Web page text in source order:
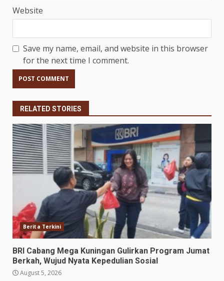
Website
Save my name, email, and website in this browser
for the next time I comment.
RELATED STORIES
Berita Terkini
BRI Cabang Mega Kuningan Gulirkan Program Jumat
Berkah, Wujud Nyata Kepedulian Sosial
August 5, 2026